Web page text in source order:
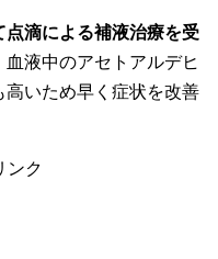
点滴による補液治療を受
液中のアセトアルデヒ
高いため早く症状を改善
ンク